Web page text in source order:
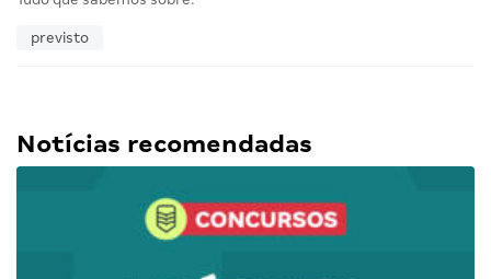
previsto
Notícias recomendadas